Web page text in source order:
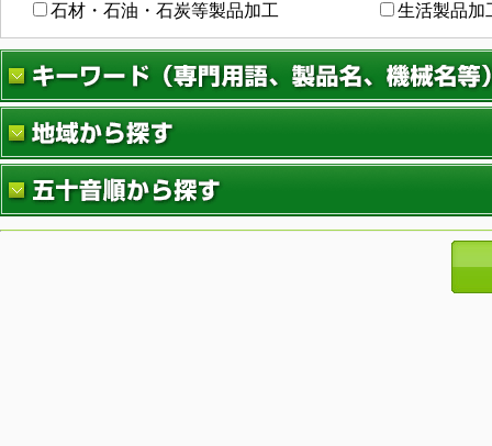
石材・石油・石炭等製品加工
生活製品加